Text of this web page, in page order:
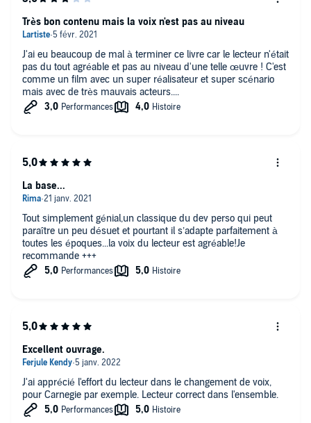
J'ai eu beaucoup de mal à terminer ce livre car le lecteur n'était
pas du tout agréable et pas au niveau d'une telle œuvre ! C'est
comme un film avec un super réalisateur et super scénario
mais avec de très mauvais acteurs....
Très bon contenu mais la voix n'est pas au niveau
Tout simplement génial,un classique du dev perso qui peut
paraître un peu désuet et pourtant il s’adapte parfaitement à
toutes les époques...la voix du lecteur est agréable!Je
recommande +++
La base...
J'ai apprécié l'effort du lecteur dans le changement de voix,
pour Carnegie par exemple. Lecteur correct dans l'ensemble.
Excellent ouvrage.